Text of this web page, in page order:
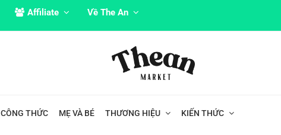
Affiliate Về The An
CÔNG THỨC MẸ VÀ BÉ THƯƠNG HIỆU KIẾN THỨC